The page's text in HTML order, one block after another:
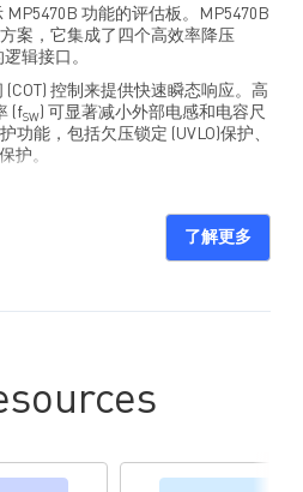
MP5470B 功能的评估板。MP5470B
案，它集成了四个高效率降压
辑接口。
(COT) 控制来提供快速瞬态响应。高
(fSW) 可显著减小外部电感和电容尺
功能，包括欠压锁定 (UVLO)保护、
护。
预设。上电/断电时序也可通过 MTP
需的外部元件数量，并采用节省空
了解更多